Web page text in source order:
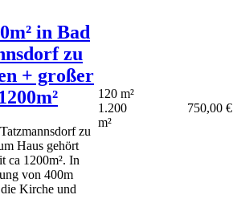
in Bad
zu
+ großer
zu
Haus gehört
ca 1200m². In
von 400m
Kirche und
120 m²
1.200
m²
750,00 €